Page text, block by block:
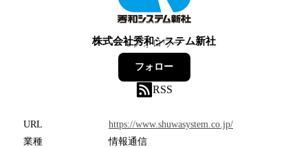
株式会社秀和システム新社
6フォロワー
フォロー
RSS
URL
https://www.shuwasystem.co.jp/
業種
情報通信